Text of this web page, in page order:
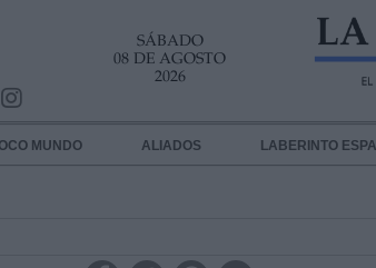
SÁBADO
08 DE AGOSTO
2026
MUNDO ALIADOS LABERINTO
DE TUS DATOS